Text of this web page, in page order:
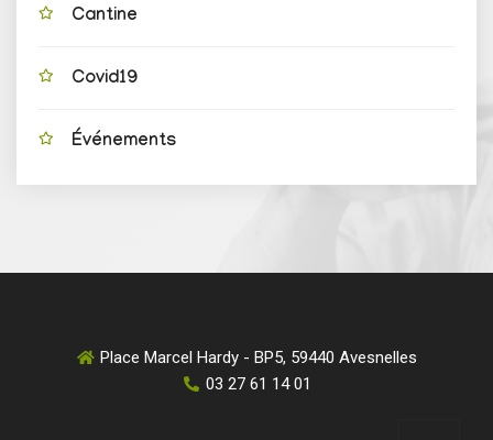
Cantine
Covid19
Événements
Place Marcel Hardy - BP5, 59440 Avesnelles
03 27 61 14 01